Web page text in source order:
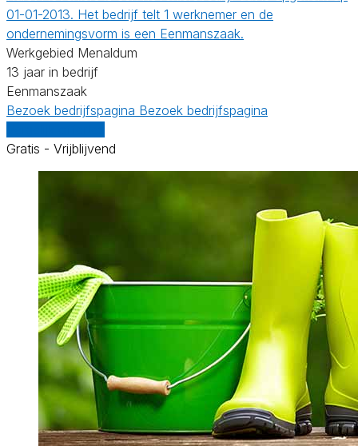
01-01-2013. Het bedrijf telt 1 werknemer en de
ondernemingsvorm is een Eenmanszaak.
Werkgebied Menaldum
13 jaar in bedrijf
Eenmanszaak
Bezoek bedrijfspagina Bezoek bedrijfspagina
Gratis - Vrijblijvend